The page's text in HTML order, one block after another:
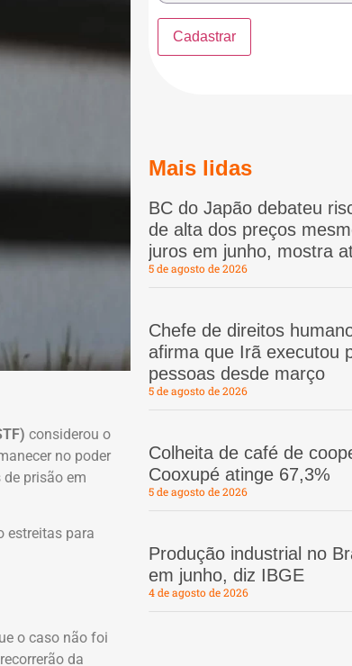
considerou o
no poder
de prisão em
estreitas para
o caso não foi
da
Mais lidas
BC do Japão debateu
de alta dos preços
juros em junho, mostra
5 de agosto de 2026
Chefe de direitos
afirma que Irã executou
pessoas desde março
5 de agosto de 2026
Colheita de café de
Cooxupé atinge 67,3%
5 de agosto de 2026
Produção industrial no
em junho, diz IBGE
4 de agosto de 2026